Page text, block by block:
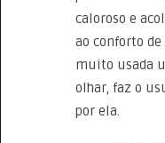
caloroso e
ao conforto
muito usada
olhar, faz o
por ela.